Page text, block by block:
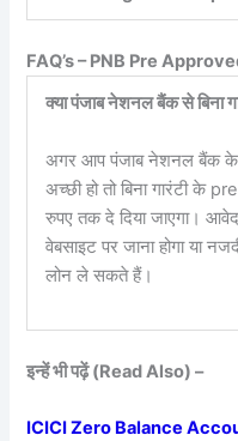
FAQ’s – PNB Pre
क्या पंजाब नेशनल बैंक से बिना
अगर आप पंजाब नेशनल बैंक के
अच्छी हो तो बिना गारंटी के
रुपए तक दे दिया जाएगा।
वेबसाइट पर जाना होगा या
लोन ले सकते हैं।
इन्हें भी पढ़ें (Read Also) –
ICICI Zero Balance